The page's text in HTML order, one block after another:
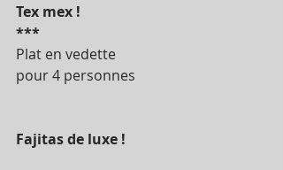
Tex mex !
***
Plat en vedette
pour 4 personnes
Fajitas de luxe !